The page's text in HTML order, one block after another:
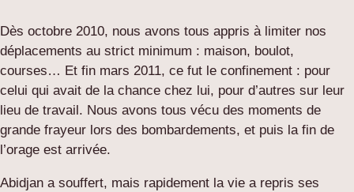
Dès octobre 2010, nous avons tous appris à limiter nos
déplacements au strict minimum : maison, boulot,
courses… Et fin mars 2011, ce fut le confinement : pour
celui qui avait de la chance chez lui, pour d’autres sur leur
lieu de travail. Nous avons tous vécu des moments de
grande frayeur lors des bombardements, et puis la fin de
l’orage est arrivée.
Abidjan a souffert, mais rapidement la vie a repris ses